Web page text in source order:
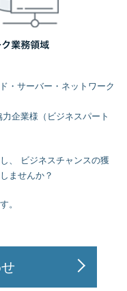
・サーバー・ネットワーク
力企業様（ビジネスパート
、
ビジネスチャンスの獲
ませんか？
。